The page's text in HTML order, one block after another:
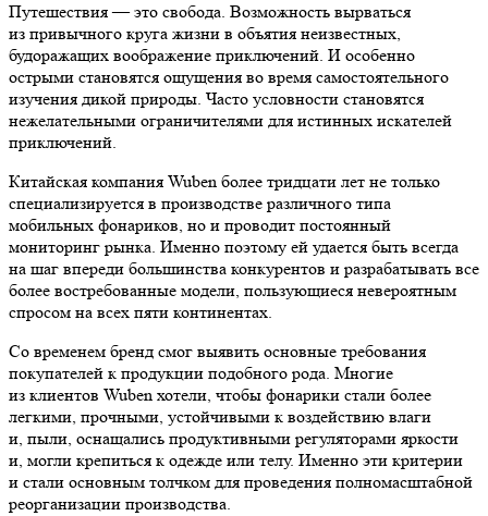
Путешествия — это свобода. Возможность вырваться
из привычного круга жизни в объятия неизвестных,
будоражащих воображение приключений. И особенно
острыми становятся ощущения во время самостоятельного
изучения дикой природы. Часто условности становятся
нежелательными ограничителями для истинных искателей
приключений.
Китайская компания Wuben более тридцати лет не только
специализируется в производстве различного типа
мобильных фонариков, но и проводит постоянный
мониторинг рынка. Именно поэтому ей удается быть всегда
на шаг впереди большинства конкурентов и разрабатывать все
более востребованные модели, пользующиеся невероятным
спросом на всех пяти континентах.
Со временем бренд смог выявить основные требования
покупателей к продукции подобного рода. Многие
из клиентов Wuben хотели, чтобы фонарики стали более
легкими, прочными, устойчивыми к воздействию влаги
и, пыли, оснащались продуктивными регуляторами яркости
и, могли крепиться к одежде или телу. Именно эти критерии
и стали основным толчком для проведения полномасштабной
реорганизации производства.